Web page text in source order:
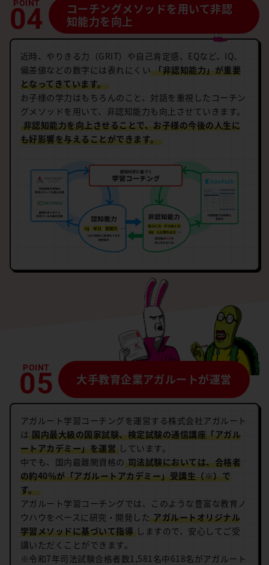
コーチングメソッドを用いて非認
知能力を向上
近時、やりきる力（GRIT）や自己肯定感、EQなど、IQ、
偏差値などの数字には表れにくい 「非認知能力」が重要
となってきています。
お子様の学力はもちろんのこと、対話を重視したコーチン
グメソッドを用いて、非認知能力も向上させていきます。
非認知能力を向上させることで、お子様の今後の人生に
も好影響を与えることができます。
大手教育企業アガルートが運営
アガルート学習コーチングを運営する株式会社アガルート
は 国内最大級の国家試験、検定試験の通信講座「アガル
ートアカデミー」を運営 しています。
中でも、国内最難関資格の 司法試験においては、合格者
の約40％が「アガルートアカデミー」受講生（※）で
す。
アガルート学習コーチングでは、このような豊富な教育ノ
ウハウをベースに研究・開発した アガルートオリジナル
学習メソッドに基づいて指導 しますので、安心してご受
講いただくことができます。
※令和7年司法試験合格者数1,581名中618名がアガルート